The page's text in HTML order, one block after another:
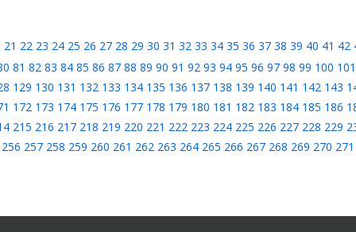
21 22 23 24 25 26 27 28 29 30 31 32 33 34 35 36 37 38 39 40 41 42
81 82 83 84 85 86 87 88 89 90 91 92 93 94 95 96 97 98 99 100 101
129 130 131 132 133 134 135 136 137 138 139 140 141 142 143
172 173 174 175 176 177 178 179 180 181 182 183 184 185 186
215 216 217 218 219 220 221 222 223 224 225 226 227 228 229
256 257 258 259 260 261 262 263 264 265 266 267 268 269 270 271